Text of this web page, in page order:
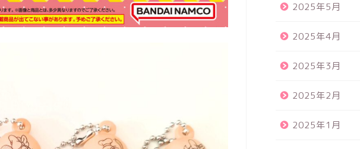
2025年5月
2025年4月
2025年3月
2025年2月
2025年1月